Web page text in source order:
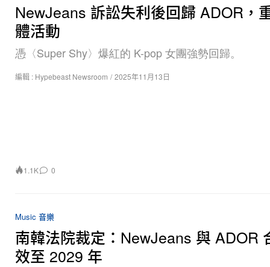
NewJeans 訴訟失利後回歸 ADOR，
體活動
憑〈Super Shy〉爆紅的 K-pop 女團強勢回歸。
編輯 : Hypebeast Newsroom / 2025年11月13日
1.1K 0
Music 音樂
南韓法院裁定：NewJeans 與 ADOR
效至 2029 年